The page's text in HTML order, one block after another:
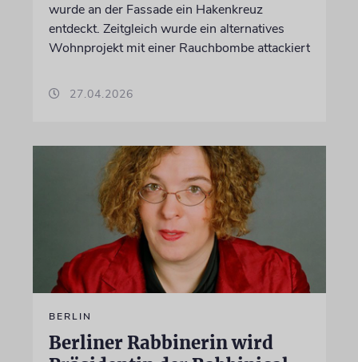
wurde an der Fassade ein Hakenkreuz
entdeckt. Zeitgleich wurde ein alternatives
Wohnprojekt mit einer Rauchbombe attackiert
27.04.2026
BERLIN
Berliner Rabbinerin wird